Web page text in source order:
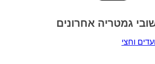
גמטריה אחרונים
וחצי